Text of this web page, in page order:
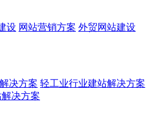
设 网站营销方案 外贸网站建设
决方案 轻工业行业建站解决方案
决方案